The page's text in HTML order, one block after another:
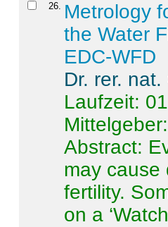
26. Metrology
the Water
EDC-WFD
Dr. rer.
Laufzeit:
Abstract:
may cause
fertility.
on a